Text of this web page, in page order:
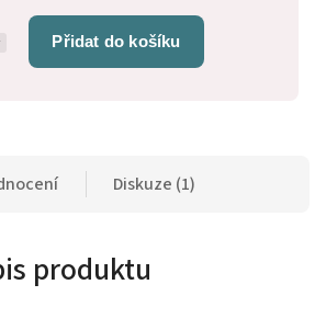
Přidat do košíku
Diskuze (1)
produktu